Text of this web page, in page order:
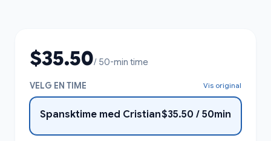
$35.50/ 50-min time
VELG EN TIME Vis original
Spansktime med Cristian$35.50 / 50min